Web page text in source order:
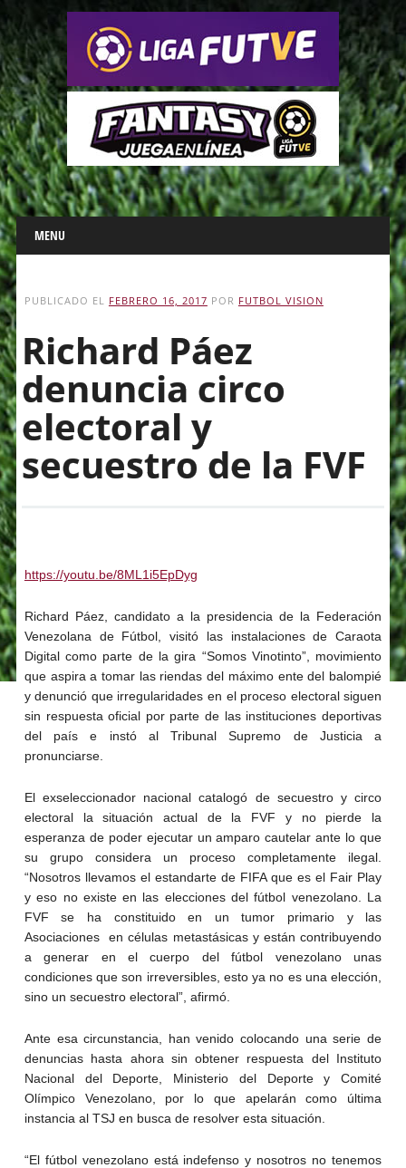
Main menu
Skip
to
content
MENU
PUBLICADO EL FEBRERO 16, 2017 POR FUTBOL VISION
Richard Páez
denuncia circo
electoral y
secuestro de la FVF
https://youtu.be/8ML1i5EpDyg
Richard Páez, candidato a la presidencia de la Federación
Venezolana de Fútbol, visitó las instalaciones de Caraota
Digital como parte de la gira “Somos Vinotinto”, movimiento
que aspira a tomar las riendas del máximo ente del balompié
y denunció que irregularidades en el proceso electoral siguen
sin respuesta oficial por parte de las instituciones deportivas
del país e instó al Tribunal Supremo de Justicia a
pronunciarse.
El exseleccionador nacional catalogó de secuestro y circo
electoral la situación actual de la FVF y no pierde la
esperanza de poder ejecutar un amparo cautelar ante lo que
su grupo considera un proceso completamente ilegal.
“Nosotros llevamos el estandarte de FIFA que es el Fair Play
y eso no existe en las elecciones del fútbol venezolano. La
FVF se ha constituido en un tumor primario y las
Asociaciones en células metastásicas y están contribuyendo
a generar en el cuerpo del fútbol venezolano unas
condiciones que son irreversibles, esto ya no es una elección,
sino un secuestro electoral”, afirmó.
Ante esa circunstancia, han venido colocando una serie de
denuncias hasta ahora sin obtener respuesta del Instituto
Nacional del Deporte, Ministerio del Deporte y Comité
Olímpico Venezolano, por lo que apelarán como última
instancia al TSJ en busca de resolver esta situación.
“El fútbol venezolano está indefenso y nosotros no tenemos